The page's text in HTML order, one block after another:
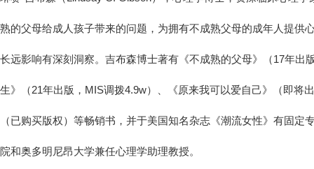
熟的父母给成人孩子带来的问题，为拥有不成熟父母的成年人提供
长远影响有深刻洞察。吉布森博士著有《不成熟的父母》（17年出
生》（21年出版，MIS调拨4.9w）、《原来我可以爱自己》（即将
（已购买版权）等畅销书，并于美国知名杂志《潮流女性》有固定
院和奥多明尼昂大学兼任心理学助理教授。